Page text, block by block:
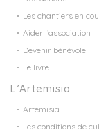
Les chantiers en
Aider l’association
Devenir bénévole
Le livre
L’Artemisia
Artemisia
Les conditions de